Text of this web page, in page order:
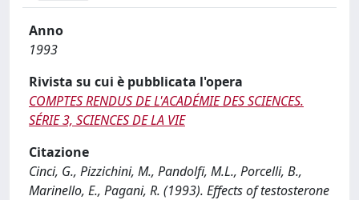
Anno
1993
Rivista su cui è pubblicata l'opera
COMPTES RENDUS DE L'ACADÉMIE DES SCIENCES.
SÉRIE 3, SCIENCES DE LA VIE
Citazione
Cinci, G., Pizzichini, M., Pandolfi, M.L., Porcelli, B.,
Marinello, E., Pagani, R. (1993). Effects of testosterone